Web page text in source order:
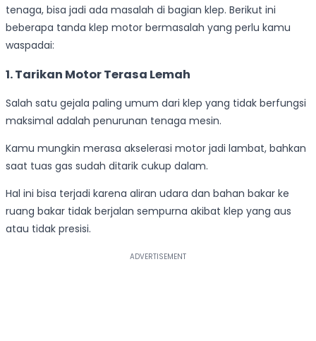
tenaga, bisa jadi ada masalah di bagian klep. Berikut ini
beberapa tanda klep motor bermasalah yang perlu kamu
waspadai:
1. Tarikan Motor Terasa Lemah
Salah satu gejala paling umum dari klep yang tidak berfungsi
maksimal adalah penurunan tenaga mesin.
Kamu mungkin merasa akselerasi motor jadi lambat, bahkan
saat tuas gas sudah ditarik cukup dalam.
Hal ini bisa terjadi karena aliran udara dan bahan bakar ke
ruang bakar tidak berjalan sempurna akibat klep yang aus
atau tidak presisi.